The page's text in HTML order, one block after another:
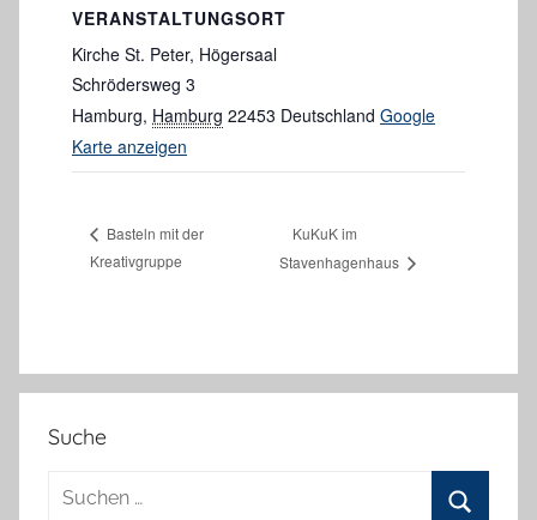
VERANSTALTUNGSORT
Kirche St. Peter, Högersaal
Schrödersweg 3
Hamburg, Hamburg 22453 Deutschland Google
Karte anzeigen
Basteln mit der
Kreativgruppe
KuKuK im
Stavenhagenhaus
Suche
Suchen